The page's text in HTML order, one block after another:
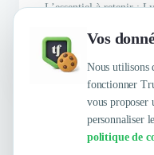
Vos
Nous utilisons
fonctionner
vous proposer
personnaliser
politique de
L’essentiel à retenir :
aide à identifier les
stratégie digitale.